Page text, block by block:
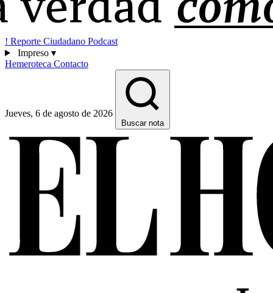
! Reporte Ciudadano Podcast
Impreso ▾
Hemeroteca Contacto
Jueves, 6 de agosto de 2026
Buscar nota